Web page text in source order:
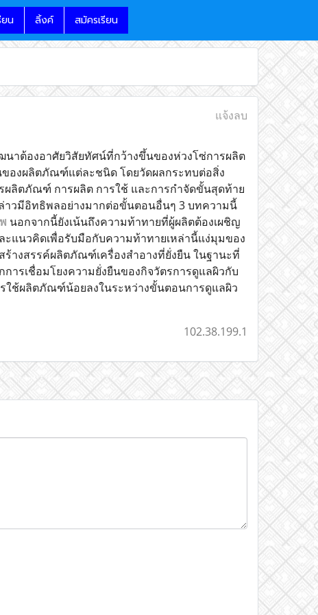
น ลิ้งค์ สมัครเรียน
แจ้งลบ
าต้องอาศัยวิสัยทัศน์ที่กว้างขึ้นของห่วงโซ่การผลิต
ของผลิตภัณฑ์แต่ละชนิด โดยวัดผลกระทบต่อสิ่ง
ลิตภัณฑ์ การผลิต การใช้ และการกำจัดขั้นสุดท้าย
าวมีอิทธิพลอย่างมากต่อขั้นตอนอื่นๆ 3 บทความนี้
นอกจากนี้ยังเน้นถึงความท้าทายที่ผู้ผลิตต้องเผชิญ
แนวคิดเพื่อรับมือกับความท้าทายเหล่านี้แง่มุมของ
ร้างสรรค์ผลิตภัณฑ์เครื่องสำอางที่ยั่งยืน ในฐานะที่
ารเชื่อมโยงความยั่งยืนของกิจวัตรการดูแลผิวกับ
ใช้ผลิตภัณฑ์น้อยลงในระหว่างขั้นตอนการดูแลผิว
102.38.199.1